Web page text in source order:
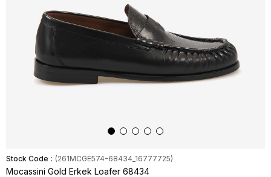
Stock Code (261MCGE574-68434_16777725)
Mocassini Gold Erkek Loafer 68434